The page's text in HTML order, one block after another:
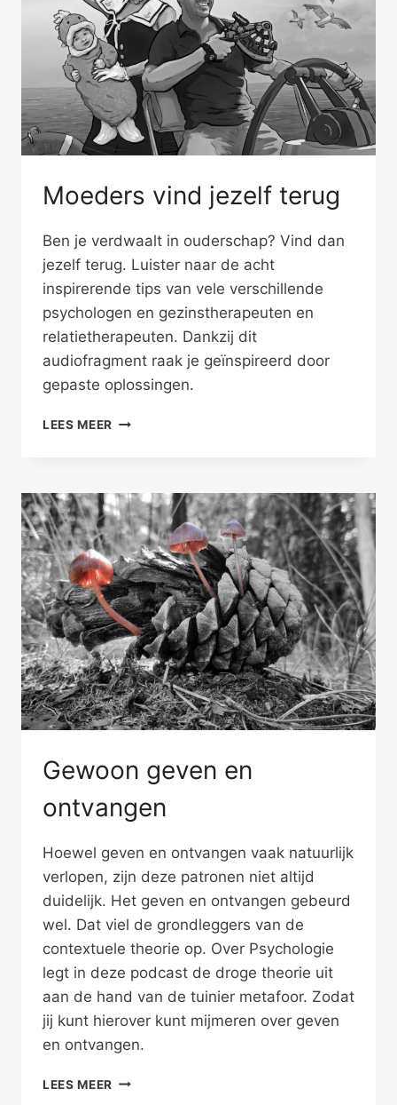
Moeders vind jezelf terug
Ben je verdwaalt in ouderschap? Vind dan
jezelf terug. Luister naar de acht
inspirerende tips van vele verschillende
psychologen en gezinstherapeuten en
relatietherapeuten. Dankzij dit
audiofragment raak je geïnspireerd door
gepaste oplossingen.
LEES MEER MOEDERS
Gewoon geven en
ontvangen
Hoewel geven en ontvangen vaak natuurlijk
verlopen, zijn deze patronen niet altijd
duidelijk. Het geven en ontvangen gebeurd
wel. Dat viel de grondleggers van de
contextuele theorie op. Over Psychologie
legt in deze podcast de droge theorie uit
aan de hand van de tuinier metafoor. Zodat
jij kunt hierover kunt mijmeren over geven
en ontvangen.
LEES MEER GEWOON